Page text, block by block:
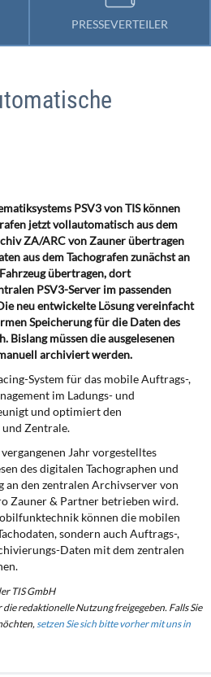
PRESSEVERTEILER
PSV3 von TIS können
jetzt vollautomatisch aus dem
ZA/ARC von Zauner übertragen
aus dem Tachografen zunächst an
übertragen, dort
PSV3-Server im passenden
neu entwickelte Lösung vereinfacht
Speicherung für die Daten des
Bislang müssen die ausgelesenen
archiviert werden.
System für das mobile Auftrags-,
im Ladungs- und
und optimiert den
und Zentrale.
Jahr vorgestelltes
des digitalen Tachographen und
an den zentralen Archivserver von
Zauner & Partner betrieben wird.
können die mobilen
sondern auch Auftrags-,
Daten mit dem zentralen
TIS GmbH
redaktionelle Nutzung freigegeben. Falls Sie
setzen Sie sich bitte vorher mit uns in